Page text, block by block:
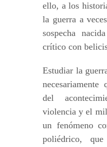
ello, a los
la guerra a
sospecha
crítico con
Estudiar la
necesariamente
del
violencia y el
un fenómeno
poliédrico,